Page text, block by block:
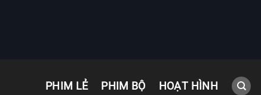
PHIM LẺ PHIM BỘ HOẠT HÌNH